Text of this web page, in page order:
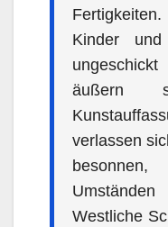
Kinder
äußern
verlassen
Westliche